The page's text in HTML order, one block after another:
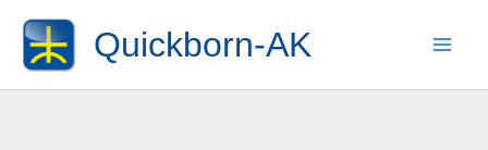
Inhalt
springen
Quickborn-AK